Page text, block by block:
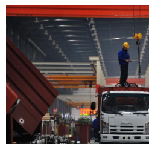
时尚 思客
港澳 台湾
科技 能源
图片 视频
旅游 健康